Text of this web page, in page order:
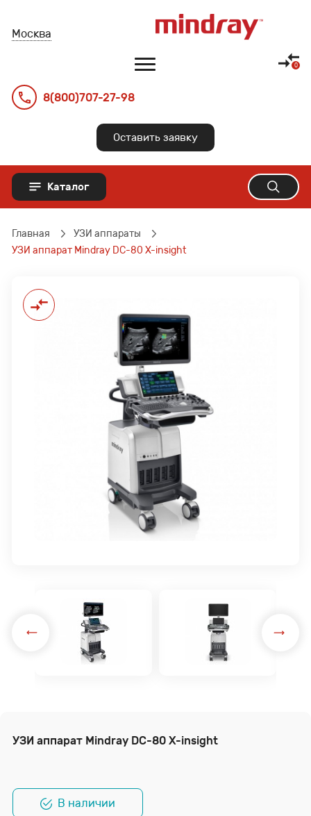
Москва
8(800)707-27-98
Оставить заявку
Каталог
Датчики УЗИ
Наркозные аппараты
Мониторы пациента
Видеопринтеры
Принадлежности
Оборудование
Документация
Где купить?
Главная
УЗИ аппараты
УЗИ аппарат Mindray DC-80 X-insight
УЗИ аппарат Mindray DC-80 X-insight
В наличии